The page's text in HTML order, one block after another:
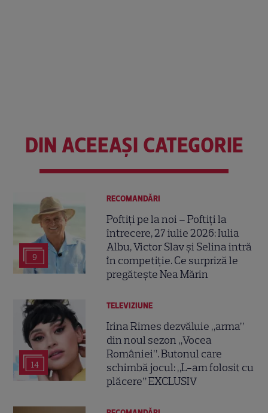
DIN ACEEAȘI CATEGORIE
9
RECOMANDĂRI
Poftiți pe la noi – Poftiți la
întrecere, 27 iulie 2026: Iulia
Albu, Victor Slav și Selina intră
în competiție. Ce surpriză le
pregătește Nea Mărin
14
TELEVIZIUNE
Irina Rimes dezvăluie „arma”
din noul sezon „Vocea
României”. Butonul care
schimbă jocul: „L-am folosit cu
plăcere” EXCLUSIV